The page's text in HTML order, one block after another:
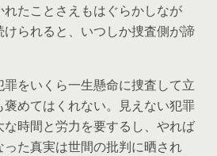
たことさえもはぐらかしなが
られると、いつしか捜査側が諦
罪をいくら一生懸命に捜査して立
めてはくれない。見えない犯罪
時間と労力を要するし、やれば
た真実は世間の批判に晒され